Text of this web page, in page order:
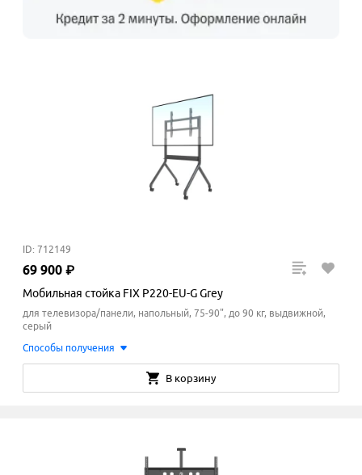
ID: 712149
69 900 ₽
Мобильная стойка FIX P220-EU-G Grey
для телевизора/панели, напольный, 75-90", до 90 кг, выдвижной,
серый
Способы получения
В корзину